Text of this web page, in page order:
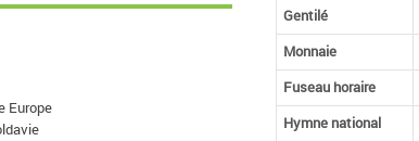
Europe
Gentilé
Monnaie
Fuseau horaire
Hymne national